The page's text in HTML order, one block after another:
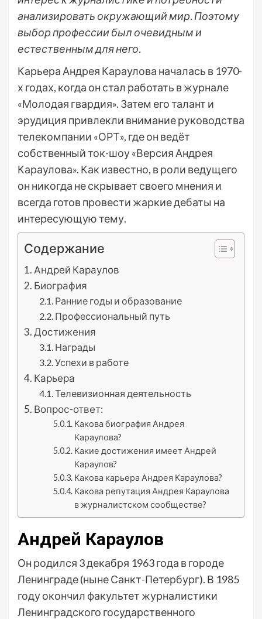
анализировать окружающий мир. Поэтому
выбор профессии был очевидным и
естественным для него.
Карьера Андрея Караулова началась в 1970-
х годах, когда он стал работать в журнале
«Молодая гвардия». Затем его талант и
эрудиция привлекли внимание руководства
телекомпании «ОРТ», где он ведёт
собственный ток-шоу «Версия Андрея
Караулова». Как известно, в роли ведущего
он никогда не скрывает своего мнения и
всегда готов провести жаркие дебаты на
интересующую тему.
Содержание
Андрей Караулов
Биография
Ранние годы и образование
Профессиональный путь
Достижения
Награды
Успехи в работе
Карьера
Телевизионная деятельность
Вопрос-ответ:
Какова биография Андрея
Караулова?
Какие достижения имеет Андрей
Караулов?
Какова карьера Андрея Караулова?
Какова репутация Андрея Караулова
в журналистском сообществе?
Андрей Караулов
Он родился 3 декабря 1963 года в городе
Ленинграде (ныне Санкт-Петербург). В 1985
году окончил факультет журналистики
Ленинградского государственного